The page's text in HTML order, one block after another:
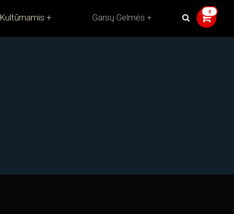
Kultūrnamis Garsų Gelmės